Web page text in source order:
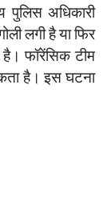
अधिकारी
लगी है या फिर
फॉरेंसिक टीम
है। इस घटना